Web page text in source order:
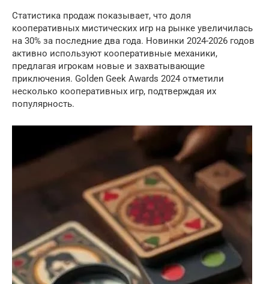
Статистика продаж показывает, что доля
кооперативных мистических игр на рынке увеличилась
на 30% за последние два года. Новинки 2024-2026 годов
активно используют кооперативные механики,
предлагая игрокам новые и захватывающие
приключения. Golden Geek Awards 2024 отметили
несколько кооперативных игр, подтверждая их
популярность.